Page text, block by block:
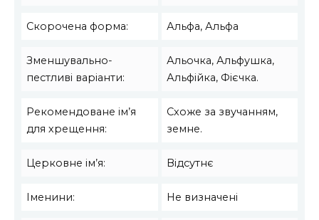
Скорочена форма: Альфа, Альфа
Зменшувально-
пестливі варіанти:
Альочка, Альфушка,
Альфійка, Фієчка.
Рекомендоване ім’я
для хрещення:
Схоже за звучанням,
земне.
Церковне ім’я: Відсутнє
Іменини: Не визначені